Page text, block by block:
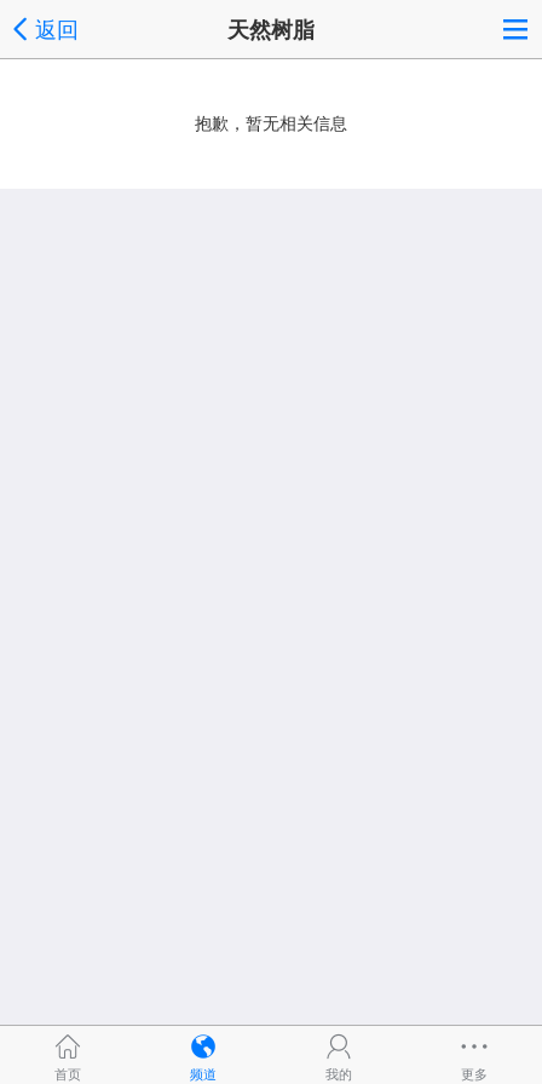
返回 天然树脂
抱歉，暂无相关信息
首页 频道 我的 更多